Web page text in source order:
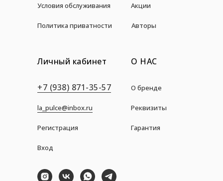
Акции
Условия обслуживания
Политика приватности
О НАС
О бренде
Авторы
Личный кабинет
Вход
+7 (938) 871-35-57
la_pulce@inbox.ru Реквизиты
Гарантия
Регистрация